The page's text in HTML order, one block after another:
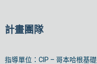
計畫團隊
指導單位： CIP – 哥本哈根基